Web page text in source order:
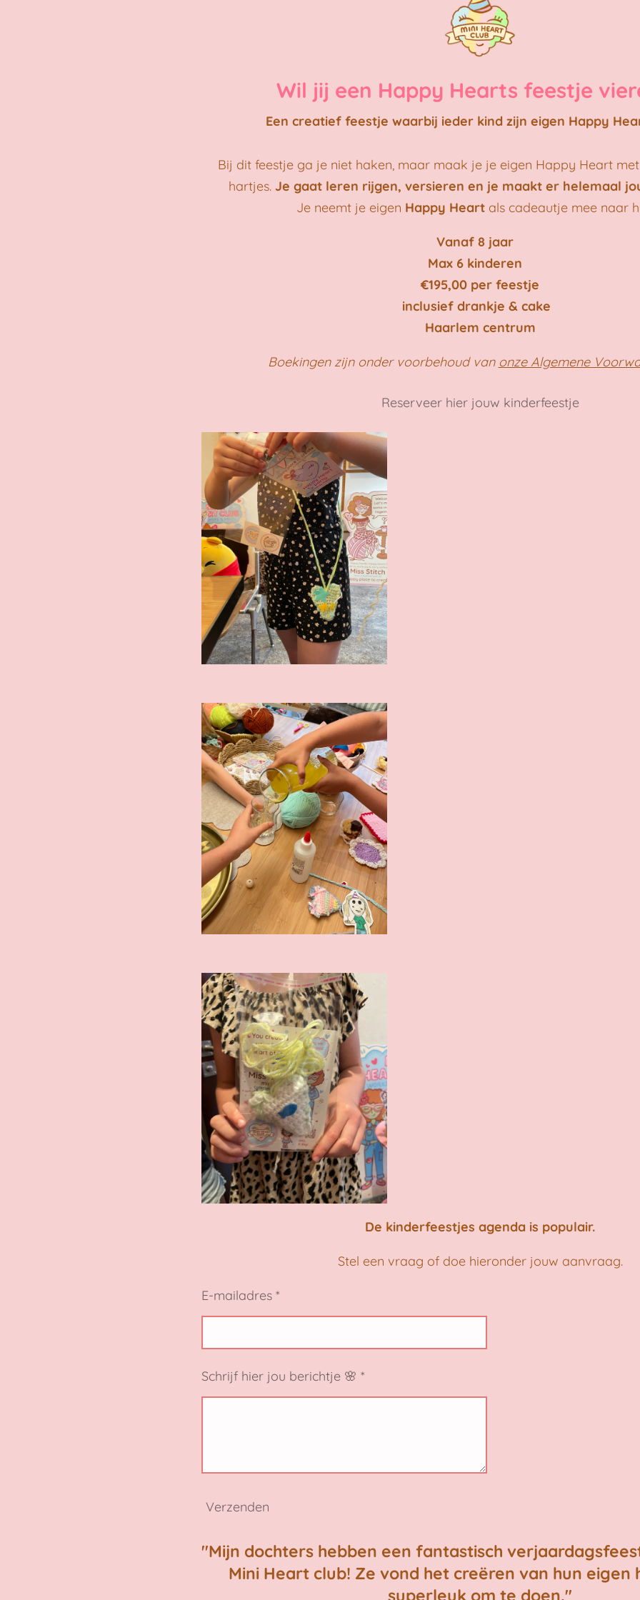
Wil jij een Happy Hearts feestje
Een creatief feestje waarbij ieder kind zijn eigen Happy
Bij dit feestje ga je niet haken, maar maak je je eigen Happy Heart
hartjes. Je gaat leren rijgen, versieren en je maakt er helemaal
Je neemt je eigen Happy Heartals cadeautje mee naar
Vanaf 8 jaar
Max 6 kinderen
€195,00 per feestje
inclusief drankje & cake
Haarlem centrum
Boekingen zijn onder voorbehoud van onze Algemene
Reserveer hier jouw kinderfeestje
De kinderfeestjes agenda is populair.
Stel een vraag of doe hieronder jouw aanvraag.
E-mailadres *
Schrijf hier jou berichtje 🌸 *
Verzenden
"Mijn dochters hebben een fantastisch
Mini Heart club! Ze vond het creëren van hun eigen
superleuk om te doen."